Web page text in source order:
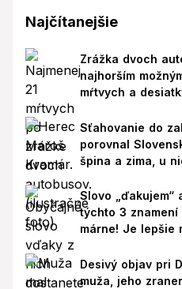
Najčítanejšie
Zrážka dvoch
najhorším
mŕtvych a
Sťahovanie do
porovnal
špina a zima, u
Slovo „ďakujem“
týchto 3
márne! Je lepšie
Desivý objav pri
muža, jeho